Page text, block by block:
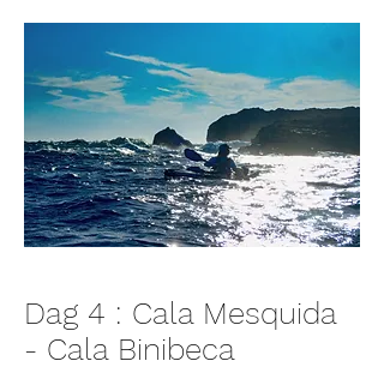
Dag 4 : Cala Mesquida
- Cala Binibeca